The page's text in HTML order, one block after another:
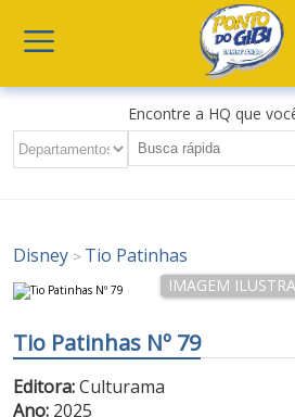
Encontre a HQ que
Disney > Tio Patinhas
Tio Patinhas Nº 79
Editora:Culturama
Ano: 2025